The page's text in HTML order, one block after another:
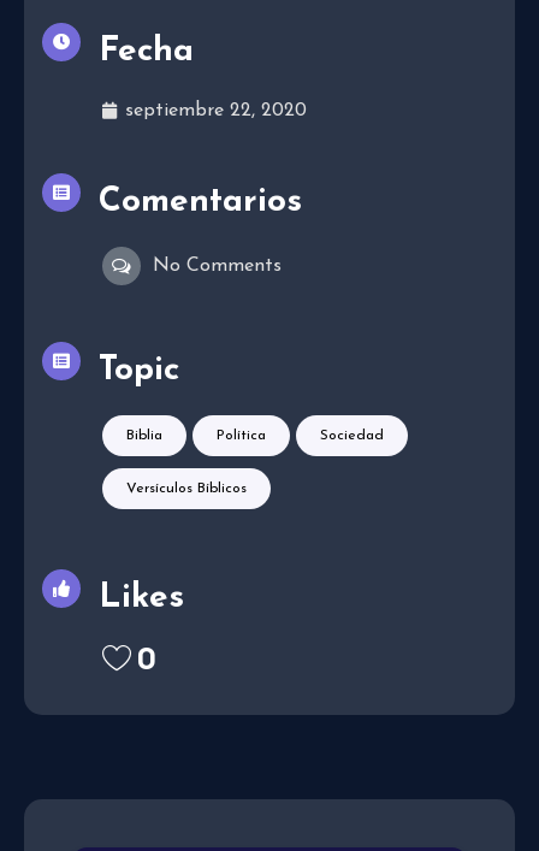
Fecha
septiembre 22, 2020
Comentarios
No Comments
Topic
Biblia Política Sociedad
Versículos Bíblicos
Likes
0